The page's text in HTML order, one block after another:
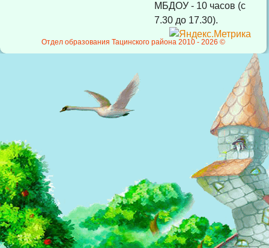
МБДОУ - 10 часов (с
7.30 до 17.30).
Отдел образования Тацинского района 2010 - 2026 ©